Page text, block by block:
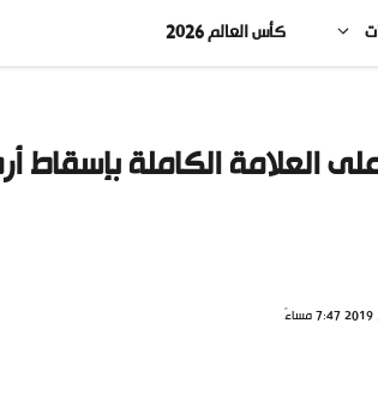
كأس العالم 2026
العلامة الكاملة بإسقاط